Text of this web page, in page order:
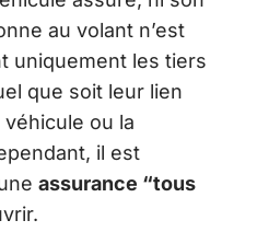
au volant n’est
uniquement les tiers
que soit leur lien
ou la
il est
assurance “tous